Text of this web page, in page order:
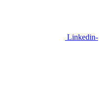
Linkedin-